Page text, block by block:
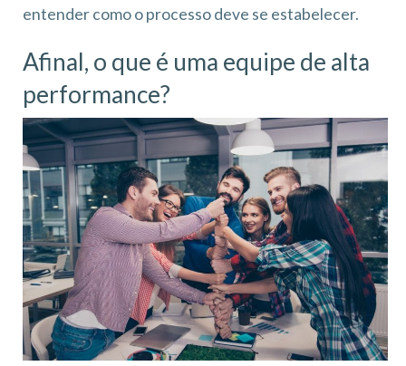
entender como o processo deve se estabelecer.
Afinal, o que é uma equipe de alta
performance?